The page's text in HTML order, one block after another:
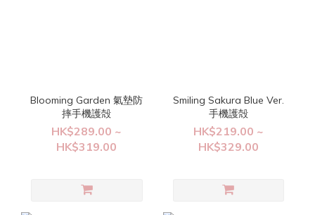
Blooming Garden 氣墊防
摔手機護殻
HK$289.00 ~
HK$319.00
Smiling Sakura Blue Ver.
手機護殻
HK$219.00 ~
HK$329.00